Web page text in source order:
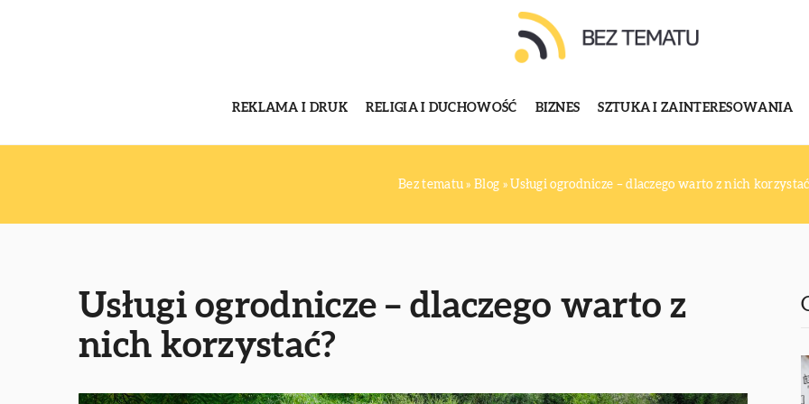
REKLAMA I DRUK RELIGIA I DUCHOWOŚĆ BIZNES SZTUKA I ZAINTERESOWANIA
Bez tematu »Blog » Usługi ogrodnicze – dlaczego warto z nich
Usługi ogrodnicze – dlaczego warto z
nich korzystać?